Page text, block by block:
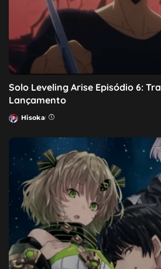
Solo Leveling Arise Episódio 6:
Lançamento
Posted
Hisoka